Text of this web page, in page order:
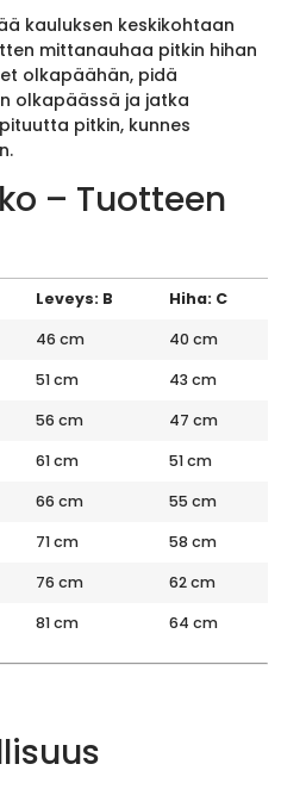
kauluksen keskikohtaan
mittanauhaa pitkin hihan
olkapäähän, pidä
olkapäässä ja jatka
pitkin, kunnes
– Tuotteen
Leveys: B
Hiha: C
46 cm
40 cm
51 cm
43 cm
56 cm
47 cm
61 cm
51 cm
66 cm
55 cm
71 cm
58 cm
76 cm
62 cm
81 cm 64 cm